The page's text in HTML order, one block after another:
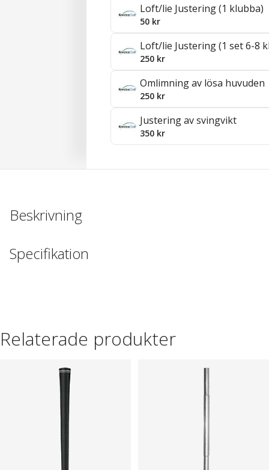
Loft/lie Justering (1 klubba)
50 kr
Loft/lie Justering (1 set 6-8
250 kr
Omlimning av lösa huvuden
250 kr
Justering av svingvikt
350 kr
Beskrivning
Specifikation
Relaterade produkter